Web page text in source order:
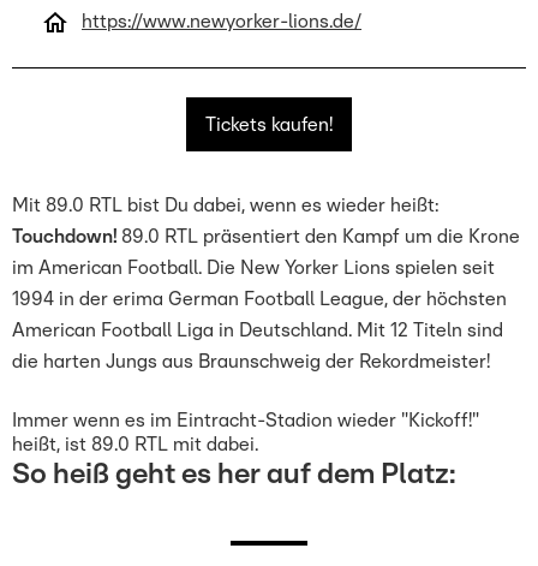
https://www.newyorker-lions.de/
Tickets kaufen!
Mit 89.0 RTL bist Du dabei, wenn es wieder heißt:
Touchdown! 89.0 RTL präsentiert den Kampf um die Krone
im American Football. Die New Yorker Lions spielen seit
1994 in der erima German Football League, der höchsten
American Football Liga in Deutschland. Mit 12 Titeln sind
die harten Jungs aus Braunschweig der Rekordmeister!
Immer wenn es im Eintracht-Stadion wieder "Kickoff!"
heißt, ist 89.0 RTL mit dabei.
So heiß geht es her auf dem Platz: